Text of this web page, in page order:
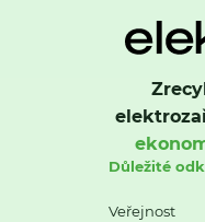
Důležité
Veřejnost